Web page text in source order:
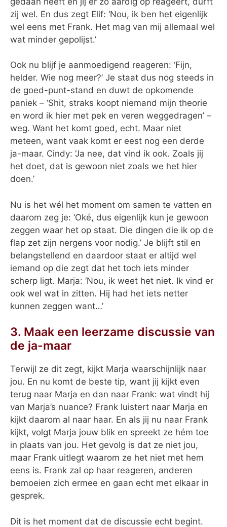
zij wel. En dus zegt Elif: ‘Nou, ik ben het eigenlijk
wel eens met Frank. Het mag van mij allemaal wel
wat minder gepolijst.’
Ook nu blijf je aanmoedigend reageren: ‘Fijn,
helder. Wie nog meer?’ Je staat dus nog steeds in
de goed-punt-stand en duwt de opkomende
paniek – ‘Shit, straks koopt niemand mijn theorie
en word ik hier met pek en veren weggedragen’ –
weg. Want het komt goed, echt. Maar niet
meteen, want vaak komt er eest nog een derde
ja-maar. Cindy: ‘Ja nee, dat vind ik ook. Zoals jij
het doet, dat is gewoon niet zoals we het hier
doen.’
Nu is het wél het moment om samen te vatten en
daarom zeg je: ‘Oké, dus eigenlijk kun je gewoon
zeggen waar het op staat. Die dingen die ik op de
flap zet zijn nergens voor nodig.’ Je blijft stil en
belangstellend en daardoor staat er altijd wel
iemand op die zegt dat het toch iets minder
scherp ligt. Marja: ‘Nou, ik weet het niet. Ik vind er
ook wel wat in zitten. Hij had het iets netter
kunnen zeggen want…’
3. Maak een leerzame discussie van
de ja-maar
Terwijl ze dit zegt, kijkt Marja waarschijnlijk naar
jou. En nu komt de beste tip, want jij kijkt even
terug naar Marja en dan naar Frank: wat vindt hij
van Marja’s nuance? Frank luistert naar Marja en
kijkt daarom al naar haar. En als jij nu naar Frank
kijkt, volgt Marja jouw blik en spreekt ze hém toe
in plaats van jou. Het gevolg is dat ze niet jou,
maar Frank uitlegt waarom ze het niet met hem
eens is. Frank zal op haar reageren, anderen
bemoeien zich ermee en gaan echt met elkaar in
gesprek.
Dit is het moment dat de discussie echt begint.